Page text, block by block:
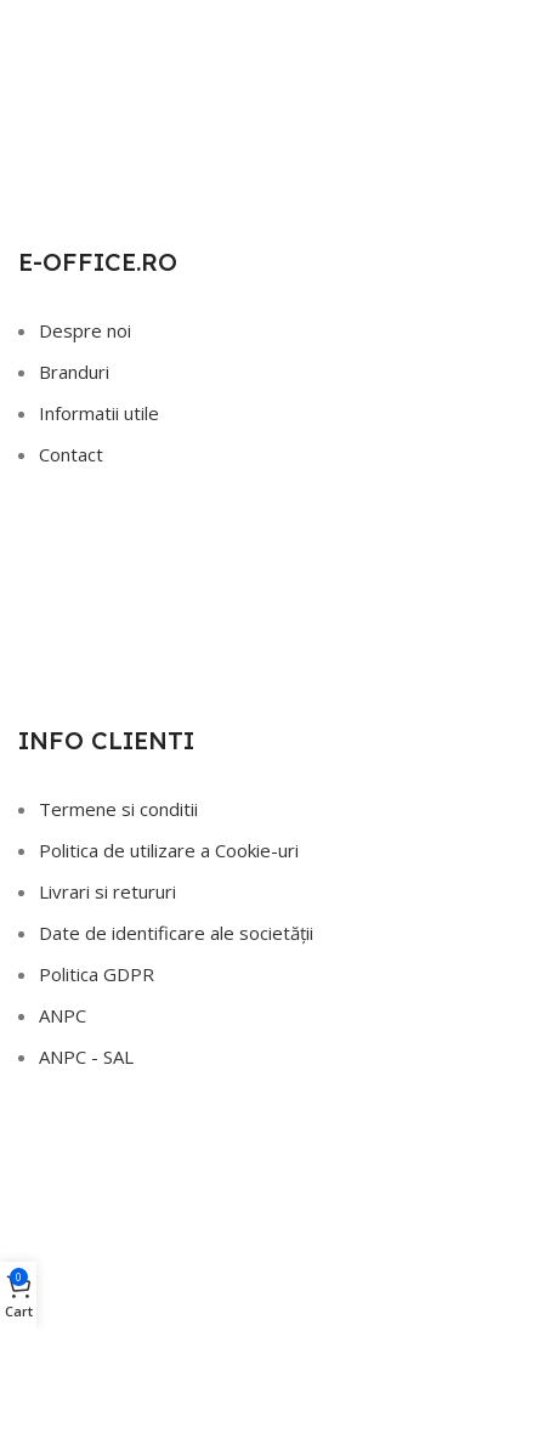
E-OFFICE.RO
Despre noi
Branduri
Informatii utile
Contact
INFO CLIENTI
Termene si conditii
Politica de utilizare a Cookie-uri
Livrari si retururi
Date de identificare ale societății
Politica GDPR
ANPC
ANPC - SAL
0
Cart